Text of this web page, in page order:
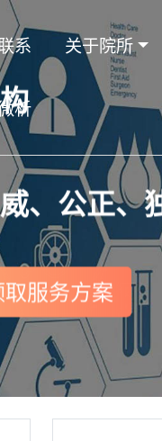
系
析
关于院所
、公正、
服务方案